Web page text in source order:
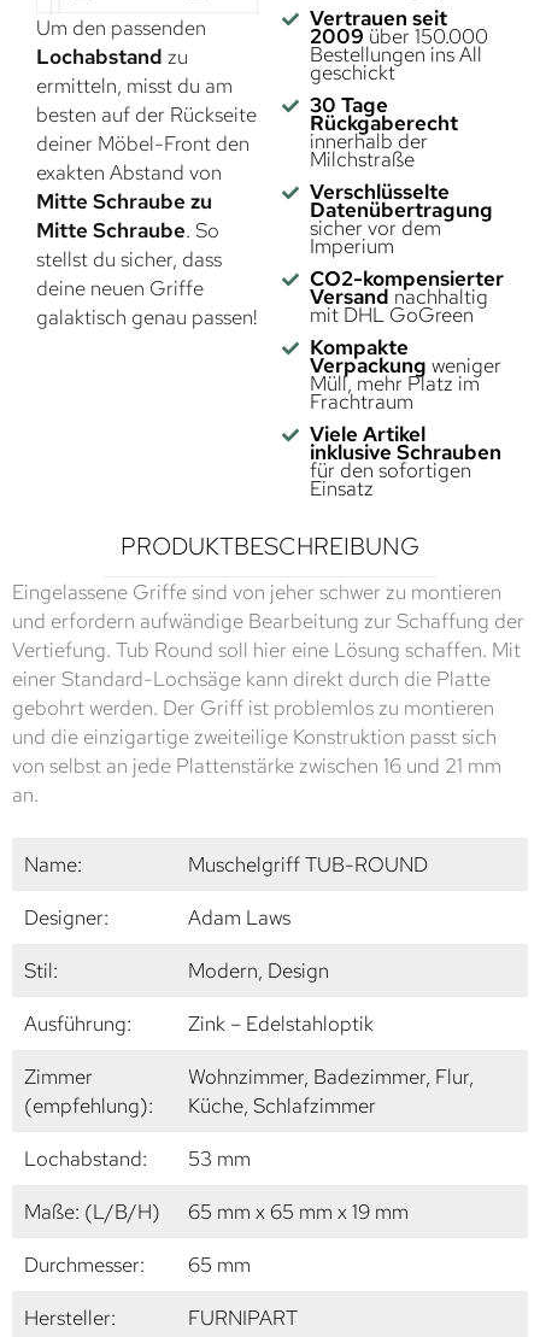
Um den passenden
Lochabstand zu
ermitteln, misst du am
besten auf der Rückseite
deiner Möbel-Front den
exakten Abstand von
Mitte Schraube zu
Mitte Schraube. So
stellst du sicher, dass
deine neuen Griffe
galaktisch genau passen!
Vertrauen seit
2009 über 150.000
Bestellungen ins All
geschickt
30 Tage
Rückgaberecht
innerhalb der
Milchstraße
Verschlüsselte
Datenübertragung
sicher vor dem
Imperium
CO2-kompensierter
Versand nachhaltig
mit DHL GoGreen
Kompakte
Verpackung weniger
Müll, mehr Platz im
Frachtraum
Viele Artikel
inklusive Schrauben
für den sofortigen
Einsatz
PRODUKTBESCHREIBUNG
Eingelassene Griffe sind von jeher schwer zu montieren
und erfordern aufwändige Bearbeitung zur Schaffung der
Vertiefung. Tub Round soll hier eine Lösung schaffen. Mit
einer Standard-Lochsäge kann direkt durch die Platte
gebohrt werden. Der Griff ist problemlos zu montieren
und die einzigartige zweiteilige Konstruktion passt sich
von selbst an jede Plattenstärke zwischen 16 und 21 mm
an.
Name:
Muschelgriff TUB-ROUND
Designer:
Adam Laws
Stil:
Modern, Design
Ausführung:
Zink – Edelstahloptik
Zimmer
(empfehlung):
Wohnzimmer, Badezimmer, Flur,
Küche, Schlafzimmer
Lochabstand:
53 mm
Maße: (L/B/H)
65 mm x 65 mm x 19 mm
Durchmesser:
65 mm
Hersteller:
FURNIPART